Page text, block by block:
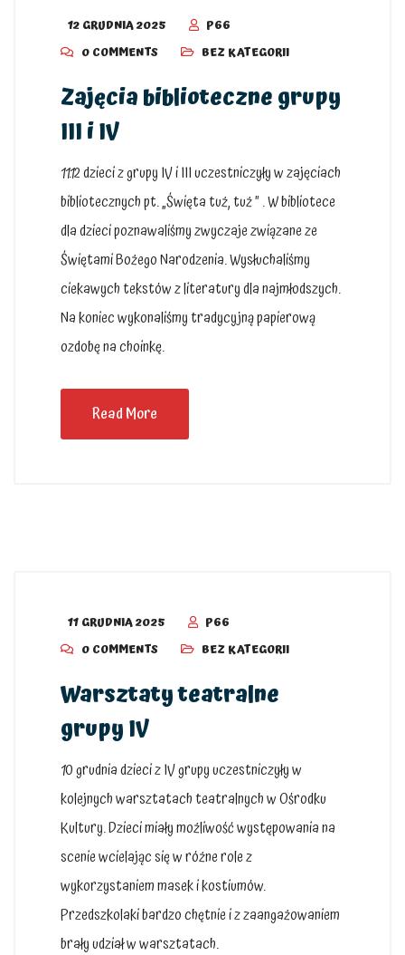
12 GRUDNIA 2025
P66
0 COMMENTS
BEZ KATEGORII
Zajęcia biblioteczne grupy
III i IV
11.12 dzieci z grupy IV i III uczestniczyły w zajęciach
bibliotecznych pt. „Święta tuż, tuż ” . W bibliotece
dla dzieci poznawaliśmy zwyczaje związane ze
Świętami Bożego Narodzenia. Wysłuchaliśmy
ciekawych tekstów z literatury dla najmłodszych.
Na koniec wykonaliśmy tradycyjną papierową
ozdobę na choinkę.
Read More
11 GRUDNIA 2025
P66
0 COMMENTS
BEZ KATEGORII
Warsztaty teatralne
grupy IV
10 grudnia dzieci z IV grupy uczestniczyły w
kolejnych warsztatach teatralnych w Ośrodku
Kultury. Dzieci miały możliwość występowania na
scenie wcielając się w różne role z
wykorzystaniem masek i kostiumów.
Przedszkolaki bardzo chętnie i z zaangażowaniem
brały udział w warsztatach.